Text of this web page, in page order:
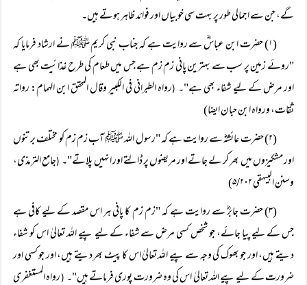
گے، جن سے اجمالی طور پر بہت سی خوبیاں اور فوائد ظاہر ہوتے ہیں۔
(۱) حضرت ابن عباسؓ سے روایت ہے کہ جناب نبی کریم ﷺ نے ارشاد فرمایا کہ
"روئے زمین پر سب سے بہترین پانی زم زم ہے جس میں طعام کی طرح غذائیت بھی ہے
اور مرض کے لیے شفاء بھی ہے"۔ (رواہ الطبرانی فی الکبیر وقال المحقق ابن الہمام: رواتہ
ثقات، ورواہ ابن حبان ایضا)
(۲) حضرت عائشہؓ سے روایت ہے کہ "رسول اللہ ﷺ آب زم زم کو مختلف برتنوں
اور مشکیزوں میں بھر کر لے جاتے اور مریضوں پر ڈالتے اور انہیں پلاتے"۔ (جامع الترمذی،
وسنن البیہقی ۵/۲۰۲)
(۳) حضرت جابرؓ سے روایت ہے کہ "زم زم کا پانی ہر اس مقصد کے لیے کافی ہے
جس کے لیے پیا جائے، جو شخص کسی مرض سے شفاء کے لیے پیے اللہ تعالیٰ اس کو شفاء
دیتے ہیں، اور جو بھوک کی وجہ سے پیے اللہ تعالیٰ اس کا پیٹ بھر دیتے ہیں، اور جو کسی اور
ضرورت کے لیے پیے اللہ تعالیٰ اس کی وہ ضرورت پوری فرماتے ہیں"۔ (رواہ المستغفری